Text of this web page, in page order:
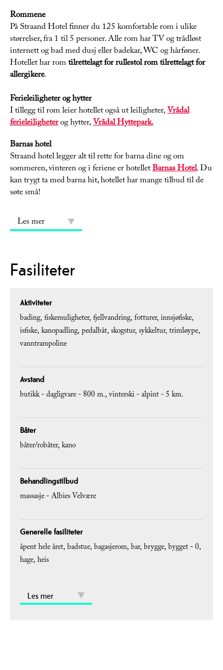
Rommene
På Straand Hotel finner du 125 komfortable rom i ulike
størrelser, fra 1 til 5 personer. Alle rom har TV og trådløst
internett og bad med dusj eller badekar, WC og hårføner.
Hotellet har romtilrettelagt for rullestolrom tilrettelagt for
allergikere.
Ferieleiligheter og hytter
I tillegg til rom leier hotellet også ut leiligheter,Vrådal
ferieleiligheterog hytter,Vrådal Hyttepark.
Barnas hotel
Straand hotel legger alt til rette for barna dine og om
sommeren, vinteren og i feriene er hotelletBarnas Hotel. Du
kan trygt ta med barna hit, hotellet har mange tilbud til de
søte små!
Les mer
Fasiliteter
Aktiviteter
bading fiskemuligheter fjellvandring fotturer innsjøfiske
isfiske kanopadling pedalbåt skogstur sykkeltur trimløype
vanntrampoline
Avstand
butikk -dagligvare - 800 m. vinterski - alpint -5 km.
Båter
båter/robåter kano
Behandlingstilbud
massasje -Albies Velvære
Generelle fasiliteter
åpent hele året badstue bagasjerom bar brygge bygget -0
hage heis
Les mer